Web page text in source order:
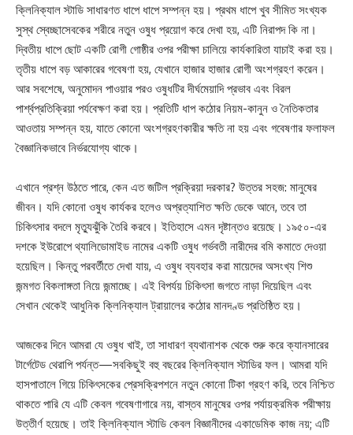
ক্লিনিক্যাল স্টাডি সাধারণত ধাপে ধাপে সম্পন্ন হয়। প্রথম ধাপে খুব সীমিত সংখ্যক
সুস্থ স্বেচ্ছাসেবকের শরীরে নতুন ওষুধ প্রয়োগ করে দেখা হয়, এটি নিরাপদ কি না।
দ্বিতীয় ধাপে ছোট একটি রোগী গোষ্ঠীর ওপর পরীক্ষা চালিয়ে কার্যকারিতা যাচাই করা হয়।
তৃতীয় ধাপে বড় আকারের গবেষণা হয়, যেখানে হাজার হাজার রোগী অংশগ্রহণ করেন।
আর সবশেষে, অনুমোদন পাওয়ার পরও ওষুধটির দীর্ঘমেয়াদি প্রভাব এবং বিরল
পার্শ্বপ্রতিক্রিয়া পর্যবেক্ষণ করা হয়। প্রতিটি ধাপ কঠোর নিয়ম-কানুন ও নৈতিকতার
আওতায় সম্পন্ন হয়, যাতে কোনো অংশগ্রহণকারীর ক্ষতি না হয় এবং গবেষণার ফলাফল
বৈজ্ঞানিকভাবে নির্ভরযোগ্য থাকে।
এখানে প্রশ্ন উঠতে পারে, কেন এত জটিল প্রক্রিয়া দরকার? উত্তর সহজ: মানুষের
জীবন। যদি কোনো ওষুধ কার্যকর হলেও অপ্রত্যাশিত ক্ষতি ডেকে আনে, তবে তা
চিকিৎসার বদলে মৃত্যুঝুঁকি তৈরি করবে। ইতিহাসে এমন দৃষ্টান্তও রয়েছে। ১৯৫০-এর
দশকে ইউরোপে থ্যালিডোমাইড নামের একটি ওষুধ গর্ভবতী নারীদের বমি কমাতে দেওয়া
হয়েছিল। কিন্তু পরবর্তীতে দেখা যায়, এ ওষুধ ব্যবহার করা মায়েদের অসংখ্য শিশু
জন্মগত বিকলাঙ্গতা নিয়ে জন্মাচ্ছে। এই বিপর্যয় চিকিৎসা জগতে নাড়া দিয়েছিল এবং
সেখান থেকেই আধুনিক ক্লিনিক্যাল ট্রায়ালের কঠোর মানদণ্ড প্রতিষ্ঠিত হয়।
আজকের দিনে আমরা যে ওষুধ খাই, তা সাধারণ ব্যথানাশক থেকে শুরু করে ক্যানসারের
টার্গেটেড থেরাপি পর্যন্ত—সবকিছুই বহু বছরের ক্লিনিক্যাল স্টাডির ফল। আমরা যদি
হাসপাতালে গিয়ে চিকিৎসকের প্রেসক্রিপশনে নতুন কোনো টিকা গ্রহণ করি, তবে নিশ্চিত
থাকতে পারি যে এটি কেবল গবেষণাগারে নয়, বাস্তব মানুষের ওপর পর্যায়ক্রমিক পরীক্ষায়
উত্তীর্ণ হয়েছে। তাই ক্লিনিক্যাল স্টাডি কেবল বিজ্ঞানীদের একাডেমিক কাজ নয়; এটি